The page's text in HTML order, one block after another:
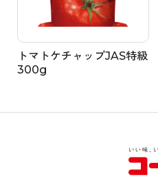
トマトケチャップJAS特級
300g